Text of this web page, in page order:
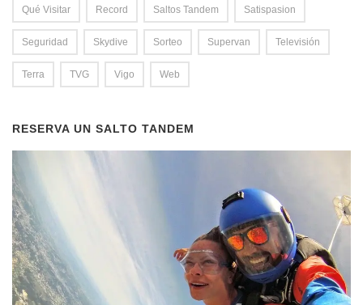
Qué Visitar Record Saltos Tandem Satispasion
Seguridad Skydive Sorteo Supervan Televisión
Terra TVG Vigo Web
RESERVA UN SALTO TANDEM